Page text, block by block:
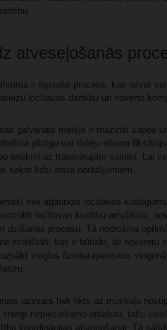
atveseļošanās
ir ilgstošs process, kas ietver
locītavas darbību un novērst
galvenais mērķis ir mazināt sāpes
pilnīgu vai daļēju elkoņa
ietekmi uz traumētajām saitēm. Lai
sekot līdzi ārsta norādījumiem.
tiek atjaunots locītavas
locītavas kustību amplitūdu,
dzīšanas procesu. Tā nodrošina
mobilitāti, kas ir būtiski, lai novērstu
vieglus fizioterapeitiskos
uzsvars tiek likts uz muskuļu
nepieciešamo atbalstu, taču
koordinācijas atjaunošanai. Tā